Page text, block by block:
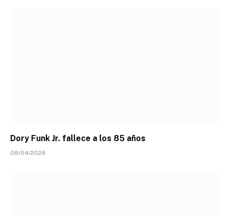
Dory Funk Jr. fallece a los 85 años
08/04/2026